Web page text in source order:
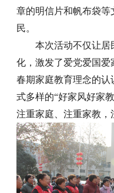
章的明信片和帆布袋
民。
本次活动不仅让居
化，激发了爱党爱国
春期家庭教育理念的
式多样的“好家风好家
注重家庭、注重家教，